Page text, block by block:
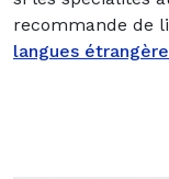
recommande de
langues